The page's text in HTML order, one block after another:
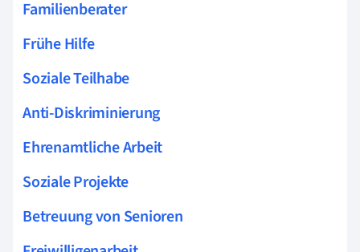
Familienberater
Frühe Hilfe
Soziale Teilhabe
Anti-Diskriminierung
Ehrenamtliche Arbeit
Soziale Projekte
Betreuung von Senioren